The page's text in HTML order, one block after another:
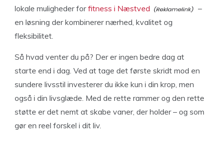
lokale muligheder forfitness i Næstved
–
en løsning der kombinerer nærhed, kvalitet og
fleksibilitet.
Så hvad venter du på? Der er ingen bedre dag at
starte end i dag. Ved at tage det første skridt mod en
sundere livsstil investerer du ikke kun i din krop, men
også i din livsglæde. Med de rette rammer og den rette
støtte er det nemt at skabe vaner, der holder – og som
gør en reel forskel i dit liv.